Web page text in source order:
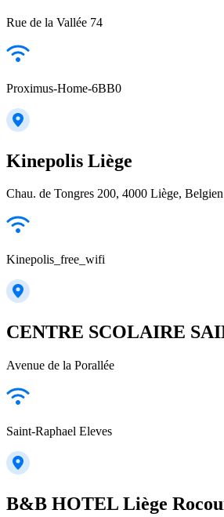
Rue de la Vallée 74
Proximus-Home-6BB0
Kinepolis Liège
Chau. de Tongres 200, 4000 Liège, Belgien
Kinepolis_free_wifi
CENTRE SCOLAIRE
Avenue de la Porallée
Saint-Raphael Eleves
B&B HOTEL Liège